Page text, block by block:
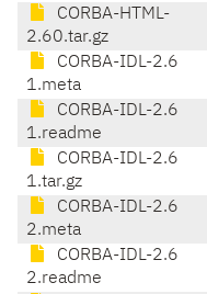
CORBA-HTML-
2.60.tar.gz
CORBA-IDL-2.6
1.meta
CORBA-IDL-2.6
1.readme
CORBA-IDL-2.6
1.tar.gz
CORBA-IDL-2.6
2.meta
CORBA-IDL-2.6
2.readme